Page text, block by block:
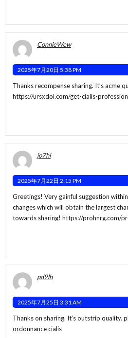
ConnieWew
2025年7月20日 5:38 PM
Thanks recompense sharing. It’s acme
https://ursxdol.com/get-cialis-
jo7hi
2025年7月22日 2:15 PM
Greetings! Very gainful suggestion
changes which will obtain the largest
towards sharing! https://prohnrg.com/
pd9lh
2025年7月25日 3:31 AM
Thanks on sharing. It’s outstrip quality.
ordonnance cialis